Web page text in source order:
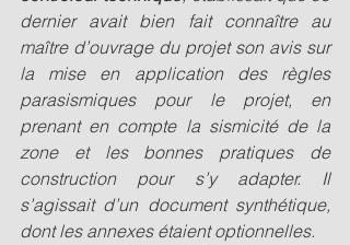
dernier avait bien fait connaître au
maître d’ouvrage du projet son avis sur
la mise en application des règles
parasismiques pour le projet, en
prenant en compte la sismicité de la
zone et les bonnes pratiques de
construction pour s’y adapter. Il
s’agissait d’un document synthétique,
dont les annexes étaient optionnelles.